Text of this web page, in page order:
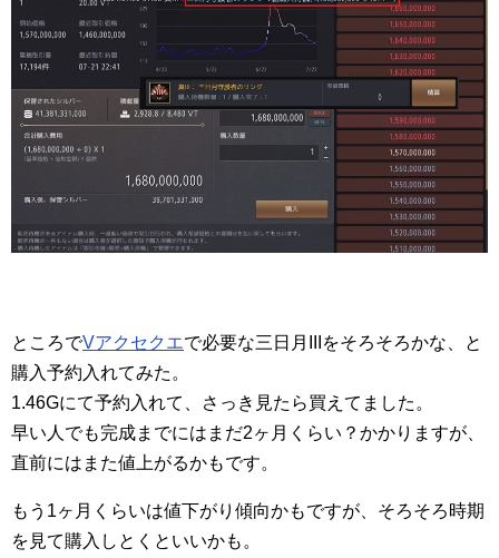
ところでVアクセクエで必要な三日月IIIをそろそろかな、と
購入予約入れてみた。
1.46Gにて予約入れて、さっき見たら買えてました。
早い人でも完成までにはまだ2ヶ月くらい？かかりますが、
直前にはまた値上がるかもです。
もう1ヶ月くらいは値下がり傾向かもですが、そろそろ時期
を見て購入しとくといいかも。